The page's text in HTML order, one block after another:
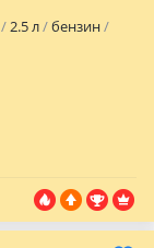
2.5 л
бензин